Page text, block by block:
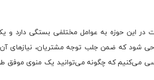
این حوزه به عوامل مختلفی بستگی دارد و
شود که ضمن جلب توجه مشتریان، نیازهای
می‌کنیم که چگونه می‌توانید یک منوی موفق